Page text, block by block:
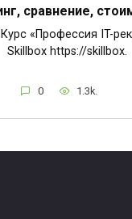
сравнение,
«Профессия IT-
Skillbox https://skillbox.
0 1.3k.